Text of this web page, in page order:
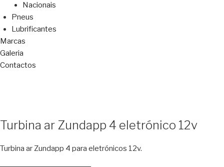
Nacionais
Pneus
Lubrificantes
Marcas
Galeria
Contactos
Turbina ar Zundapp 4 eletrónico 12v
Turbina ar Zundapp 4 para eletrónicos 12v.